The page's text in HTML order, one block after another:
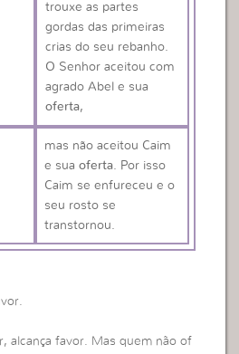
trouxe as partes
gordas das primeiras
crias do seu rebanho.
O Senhor aceitou com
agrado Abel e sua
oferta,
mas não aceitou Caim
e suaoferta. Por isso
Caim se enfureceu e o
seu rosto se
transtornou.
alcança favor. Mas quem não of